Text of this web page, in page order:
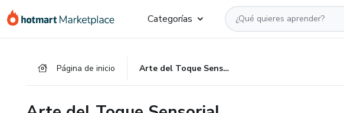
Categorías
Página de inicio Arte del Toque Sensorial